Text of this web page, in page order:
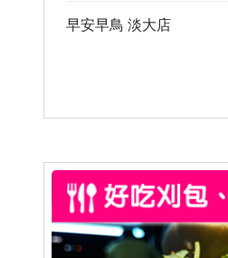
早安早鳥 淡大店